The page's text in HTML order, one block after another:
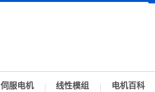
伺服电机 线性模组 电机百科